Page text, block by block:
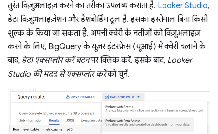
तुरंत विज़ुअलाइज़ करने का तरीका उपलब्ध कराता है. Looker Studio,
डेटा विज़ुअलाइज़ेशन और डैशबोर्डिंग टूल है. इसका इस्तेमाल बिना किसी
शुल्क के किया जा सकता है. अपनी क्वेरी के नतीजों को विज़ुअलाइज़
करने के लिए, BigQuery के यूज़र इंटरफ़ेस (यूआई) में क्वेरी चलाने के
बाद, डेटा एक्सप्लोर करें बटनपर क्लिक करें. इसके बाद, Looker
Studio की मदद से एक्सप्लोर करेंको चुनें.